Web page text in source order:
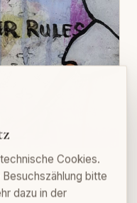
Cookies.
bitte
dazu in der